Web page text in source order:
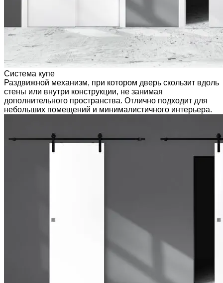
Система купе
Раздвижной механизм, при котором дверь скользит вдоль
стены или внутри конструкции, не занимая
дополнительного пространства. Отлично подходит для
небольших помещений и минималистичного интерьера.